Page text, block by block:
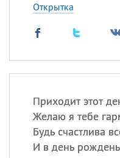
Открытка
Приходит этот
Желаю я тебе
Будь счастлива
И в день